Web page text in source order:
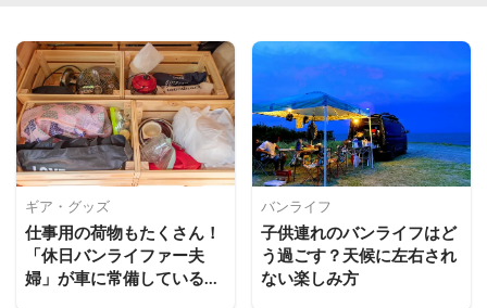
ギア・グッズ
仕事用の荷物もたくさん！
「休日バンライファー夫
婦」が車に常備しているも
バンライフ
子供連れのバンライフはど
う過ごす？天候に左右され
ない楽しみ方